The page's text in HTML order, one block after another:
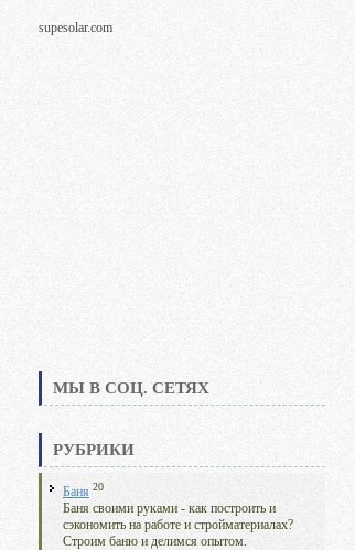
supesolar.com
МЫ В СОЦ. СЕТЯХ
РУБРИКИ
Баня 20
Баня своими руками - как построить и
сэкономить на работе и стройматериалах?
Строим баню и делимся опытом.